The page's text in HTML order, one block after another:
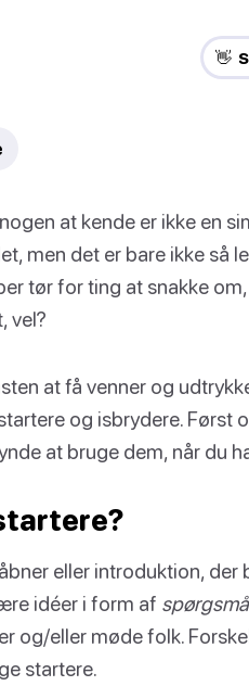
👋
at kende er ikke en
men det er bare ikke så
tør for ting at snakke
vel?
at få venner og
og isbrydere. Først
at bruge dem, når du
eller introduktion,
idéer i form af
og/eller møde folk.
startere.